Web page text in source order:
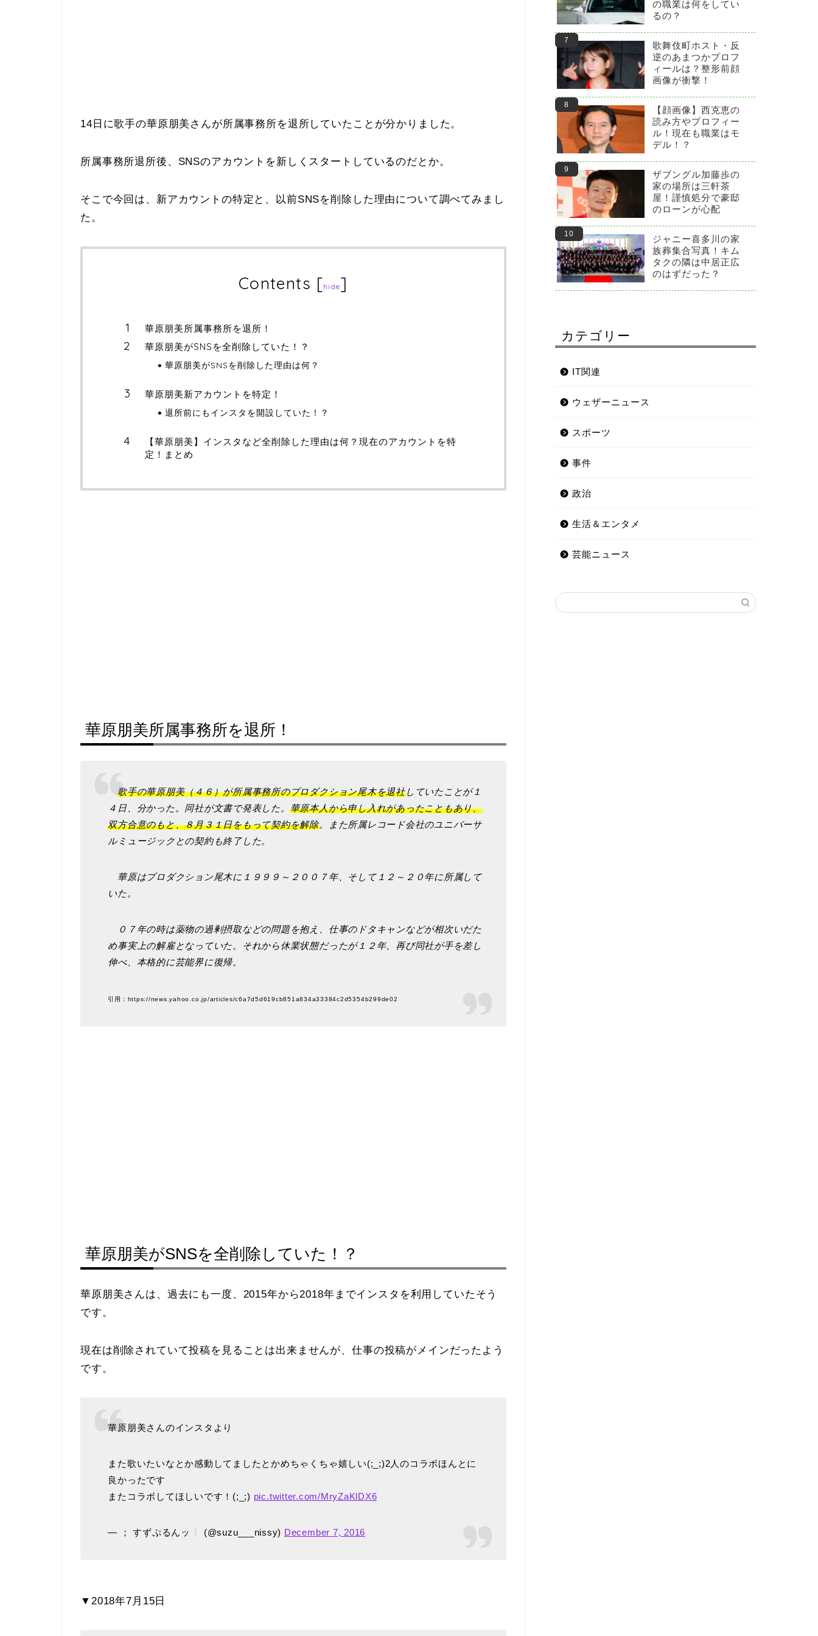
14日に歌手の華原朋美さんが所属事務所を退所していたことが分かりました。
所属事務所退所後、SNSのアカウントを新しくスタートしているのだとか。
そこで今回は、新アカウントの特定と、以前SNSを削除した理由について調べてみまし
た。
Contents [hide]
華原朋美所属事務所を退所！
華原朋美がSNSを全削除していた！？
華原朋美がSNSを削除した理由は何？
華原朋美新アカウントを特定！
退所前にもインスタを開設していた！？
【華原朋美】インスタなど全削除した理由は何？現在のアカウントを特
定！まとめ
華原朋美所属事務所を退所！
歌手の華原朋美（４６）が所属事務所のプロダクション尾木を退社していたことが１
４日、分かった。同社が文書で発表した。 華原本人から申し入れがあったこともあり、
双方合意のもと、８月３１日をもって契約を解除。また所属レコード会社のユニバーサ
ルミュージックとの契約も終了した。
華原はプロダクション尾木に１９９９～２００７年、そして１２～２０年に所属して
いた。
０７年の時は薬物の過剰摂取などの問題を抱え、仕事のドタキャンなどが相次いだた
め事実上の解雇となっていた。それから休業状態だったが１２年、再び同社が手を差し
伸べ、本格的に芸能界に復帰。
引用：https://news.yahoo.co.jp/articles/c6a7d5d619cb851a834a33384c2d5354b299de02
華原朋美がSNSを全削除していた！？
華原朋美さんは、過去にも一度、2015年から2018年までインスタを利用していたそう
です。
現在は削除されていて投稿を見ることは出来ませんが、仕事の投稿がメインだったよう
です。
華原朋美さんのインスタより
また歌いたいなとか感動してましたとかめちゃくちゃ嬉しい(;_;)2人のコラボほんとに
良かったです
またコラボしてほしいです！(;_;) pic.twitter.com/MryZaKlDX6
— ； すずぷるんッ (@suzu___nissy) December 7, 2016
▼2018年7月15日
の職業は何をしてい
るの？
歌舞伎町ホスト・反
逆のあまつかプロフ
ィールは？整形前顔
画像が衝撃！
【顔画像】西克恵の
読み方やプロフィー
ル！現在も職業はモ
デル！？
ザブングル加藤歩の
家の場所は三軒茶
屋！謹慎処分で豪邸
のローンが心配
ジャニー喜多川の家
族葬集合写真！キム
タクの隣は中居正広
のはずだった？
カテゴリー
IT関連
ウェザーニュース
スポーツ
事件
政治
生活＆エンタメ
芸能ニュース